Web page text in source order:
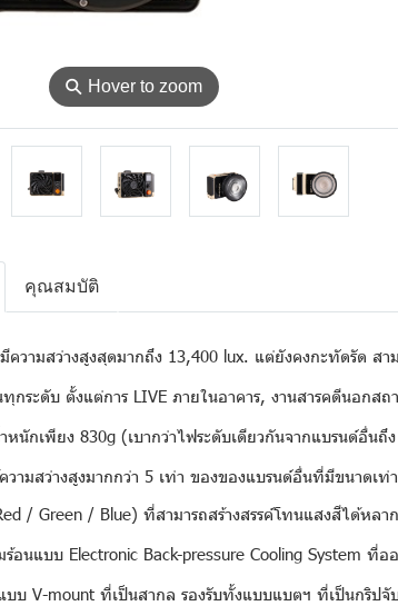
⚲ Hover to zoom
คุณสมบัติ
ว่างสูงสุดมากถึง 13,400 lux. แต่ยังคงกะทัดรัด สาม
ดับ ตั้งแต่การ LIVE ภายในอาคาร, งานสารคดีนอกสถ
ง 830g (เบากว่าไฟระดับเดียวกันจากแบรนด์อื่นถึง
างสูงมากกว่า 5 เท่า ของของแบรนด์อื่นที่มีขนาดเท่า
/ Blue) ที่สามารถสร้างสรรค์โทนแสงสีได้หลาก
บ Electronic Back-pressure Cooling System ที่ออ
mount ที่เป็นสากล รองรับทั้งแบบแบตฯ ที่เป็นกริปจั